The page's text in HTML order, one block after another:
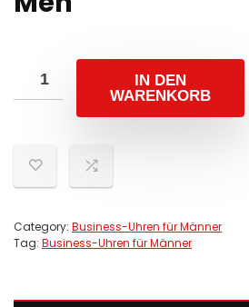
IN DEN
WARENKORB
Category: Business-Uhren für Männer
Tag: Business-Uhren für Männer